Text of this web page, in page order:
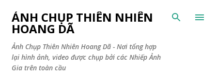
Chuyển đến nội dung chính
ẢNH CHỤP THIÊN NHIÊN
HOANG DÃ
Ảnh Chụp Thiên Nhiên Hoang Dã - Nơi tổng hợp
lại hình ảnh, video được chụp bởi các Nhiếp Ảnh
Gia trên toàn cầu